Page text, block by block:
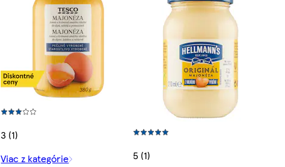
3 (1)
Viac z kategórie
5 (1)